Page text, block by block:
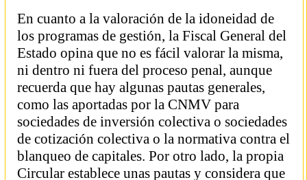
En cuanto a la valoración de la idoneidad de
los programas de gestión, la Fiscal General del
Estado opina que no es fácil valorar la misma,
ni dentro ni fuera del proceso penal, aunque
recuerda que hay algunas pautas generales,
como las aportadas por la CNMV para
sociedades de inversión colectiva o sociedades
de cotización colectiva o la normativa contra el
blanqueo de capitales. Por otro lado, la propia
Circular establece unas pautas y considera que